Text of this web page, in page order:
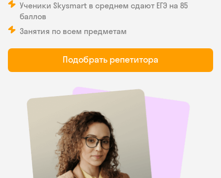
Ученики Skysmart в среднем сдают ЕГЭ на 85
баллов
Занятия по всем предметам
Подобрать репетитора